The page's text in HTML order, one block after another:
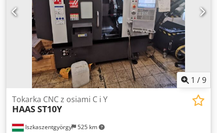
1 /9
Iszkaszentgyörgy 525 km
Tokarka CNC z osiami C i Y
HAASST10Y